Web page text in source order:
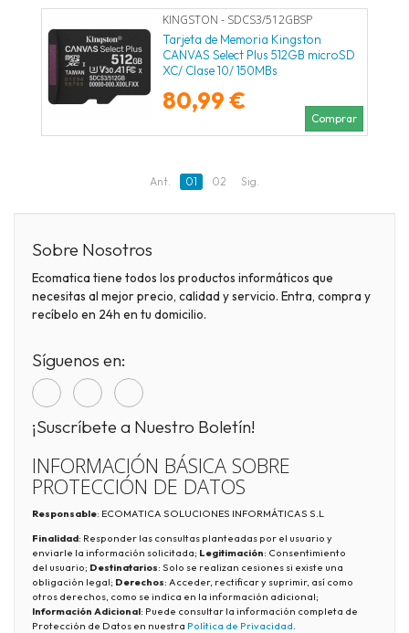
KINGSTON - SDCS3/512GBSP
Tarjeta de Memoria Kingston
CANVAS Select Plus 512GB microSD
XC/ Clase 10/ 150MBs
80,99 €
Comprar
Ant. 01 02 Sig.
Sobre Nosotros
Ecomatica tiene todos los productos informáticos que
necesitas al mejor precio, calidad y servicio. Entra, compra y
recíbelo en 24h en tu domicilio.
Síguenos en:
¡Suscríbete a Nuestro Boletín!
INFORMACIÓN BÁSICA SOBRE
PROTECCIÓN DE DATOS
Responsable: ECOMATICA SOLUCIONES INFORMÁTICAS S.L
Finalidad: Responder las consultas planteadas por el usuario y
enviarle la información solicitada; Legitimación: Consentimiento
del usuario; Destinatarios: Solo se realizan cesiones si existe una
obligación legal; Derechos: Acceder, rectificar y suprimir, así como
otros derechos, como se indica en la información adicional;
Información Adicional: Puede consultar la información completa de
Protección de Datos en nuestra Política de Privacidad.